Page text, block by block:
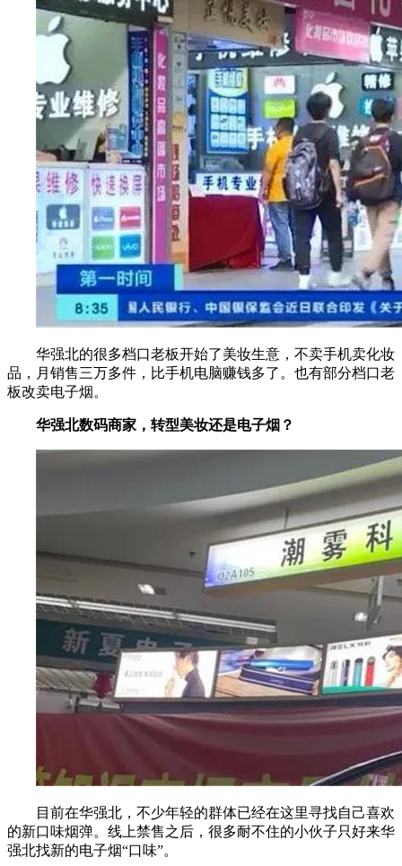
华强北的很多档口老板开始了美妆生意，不卖手机卖化妆
品，月销售三万多件，比手机电脑赚钱多了。也有部分档口老
板改卖电子烟。
华强北数码商家，转型美妆还是电子烟？
目前在华强北，不少年轻的群体已经在这里寻找自己喜欢
的新口味烟弹。线上禁售之后，很多耐不住的小伙子只好来华
强北找新的电子烟“口味”。